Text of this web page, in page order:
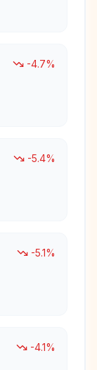
-4.7%
-5.4%
-5.1%
-4.1%